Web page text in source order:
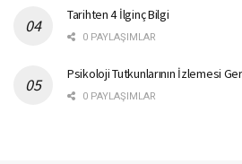
Tarihten 4 İlginç Bilgi
0 PAYLAŞIMLAR
Psikoloji Tutkunlarının İzlemesi
0 PAYLAŞIMLAR